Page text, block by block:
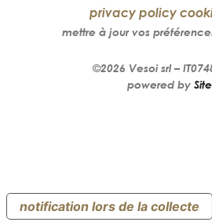
privacy policy
mettre à jour vos
©2026 Vesoisrl –
powered by
notification lors de la collecte